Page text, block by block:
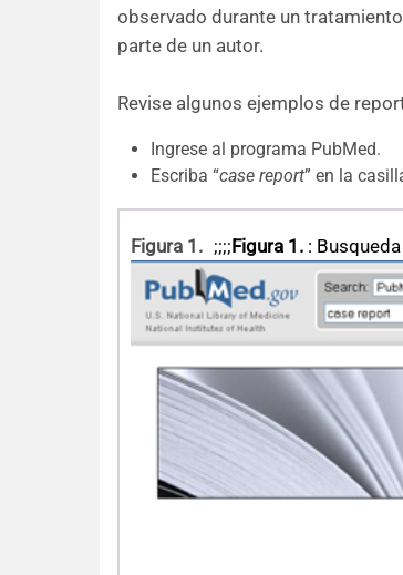
observado durante un
parte de un autor.
Revise algunos ejemplos de
Ingrese al programa PubMed.
Escriba “case report” en la
Figura 1. ;;;;Figura 1. :